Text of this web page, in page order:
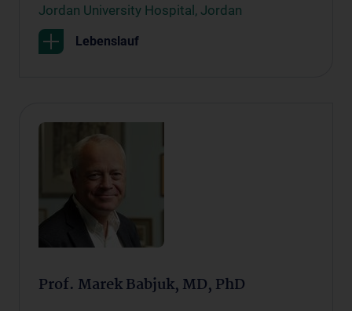
Jordan University Hospital, Jordan
Lebenslauf
Prof. Marek Babjuk, MD, PhD